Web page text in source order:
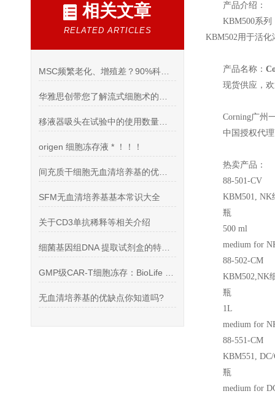
相关文章
RELATED ARTICLES
origen 细胞冻存液 * ！！！
SFM无血清培养基基本常识大全
关于CD3单抗稀释等相关介绍
无血清培养基的优缺点你知道吗?
产品介绍：
KBM500系列
KBM502用于活
产品名称：
现货供应，
Corning广州
中国授权代
热卖产品：
88-501-CV
KBM501, NK
瓶
500 ml
medium for
88-502-CM
KBM502,NK
瓶
1L
medium for
88-551-CM
KBM551,
瓶
medium for